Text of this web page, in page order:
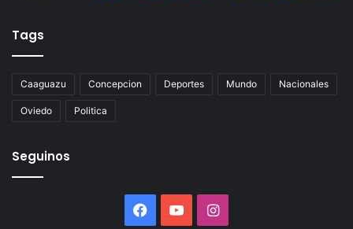
Tags
Caaguazu Concepcion Deportes Mundo Nacionales
Oviedo Politica
Seguinos
FacebookYouTubeInstagram